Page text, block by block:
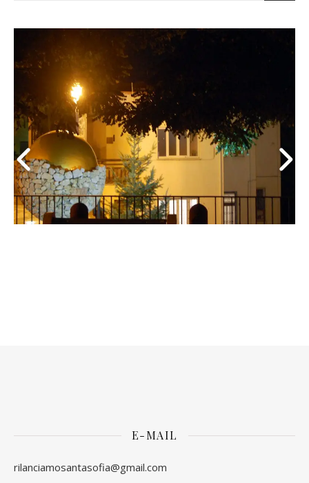
E-MAIL
rilanciamosantasofia@gmail.com